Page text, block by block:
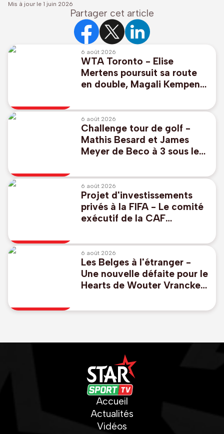
Mis à jour le 1 juin 2026
Partager cet article
6 août 2026
WTA Toronto - Elise
Mertens poursuit sa route
en double, Magali Kempen
6 août 2026
Challenge tour de golf -
Mathis Besard et James
Meyer de Beco à 3 sous le
Scottish Challenge
6 août 2026
Projet d'investissements
privés à la FIFA - Le comité
exécutif de la CAF
soutien" à Infantino
6 août 2026
Les Belges à l'étranger -
Une nouvelle défaite pour le
Hearts de Wouter Vrancken
Accueil
Actualités
Vidéos